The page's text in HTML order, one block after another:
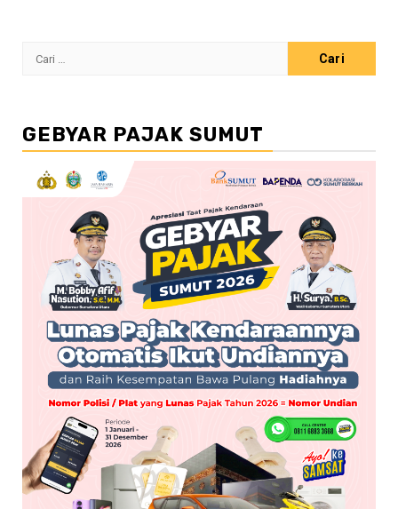
Cari
GEBYAR PAJAK SUMUT